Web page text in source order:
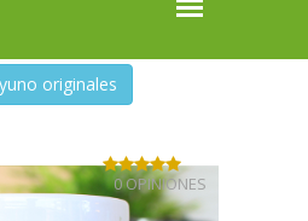
originales
0 OPINIONES